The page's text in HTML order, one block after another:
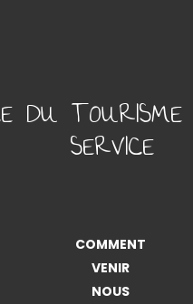
DU
SERVICE
COMMENT
VENIR
NOUS